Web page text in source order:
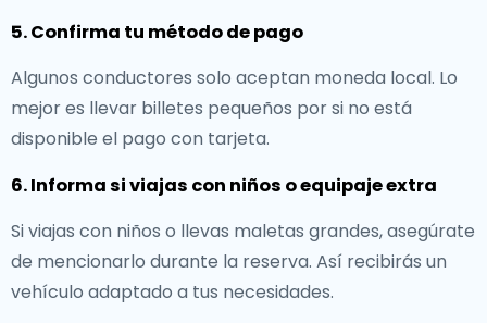
5. Confirma tu método de pago
Algunos conductores solo aceptan moneda local. Lo
mejor es llevar billetes pequeños por si no está
disponible el pago con tarjeta.
6. Informa si viajas con niños o equipaje extra
Si viajas con niños o llevas maletas grandes, asegúrate
de mencionarlo durante la reserva. Así recibirás un
vehículo adaptado a tus necesidades.